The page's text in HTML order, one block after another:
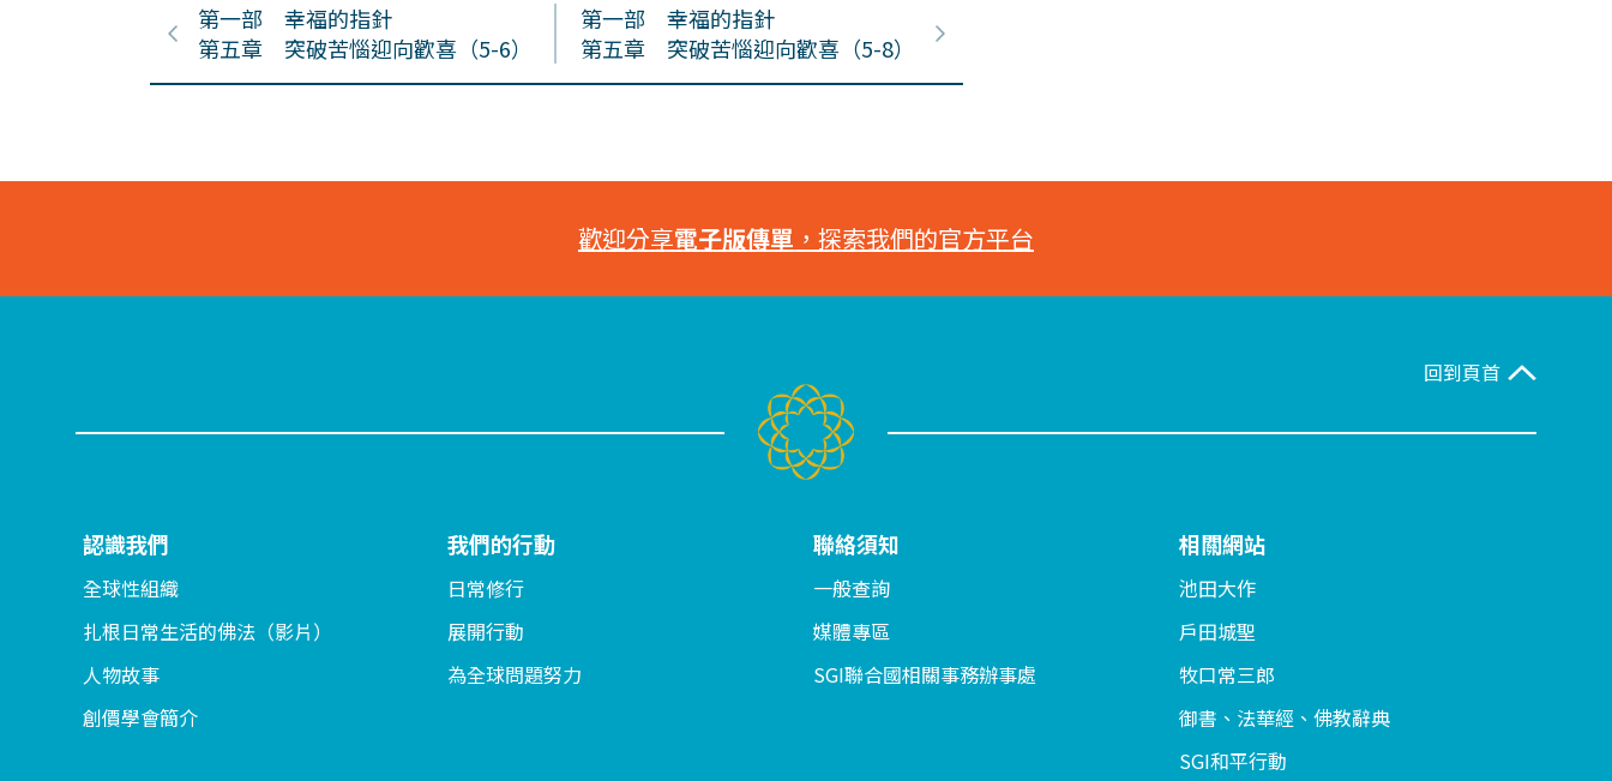
第一部 幸福的指針
第五章 突破苦惱迎向歡喜（5-6）
第一部 幸福的指針
第五章 突破苦惱迎向歡喜（5-8）
歡迎分享電子版傳單 ，探索我們的官方平台
回到頁首
認識我們
全球性組織
扎根日常生活的佛法（影片）
人物故事
創價學會簡介
我們的行動
日常修行
展開行動
為全球問題努力
聯絡須知
一般查詢
媒體專區
SGI聯合國相關事務辦事處
相關網站
池田大作
戶田城聖
牧口常三郎
御書、法華經、佛教辭典
SGI和平行動